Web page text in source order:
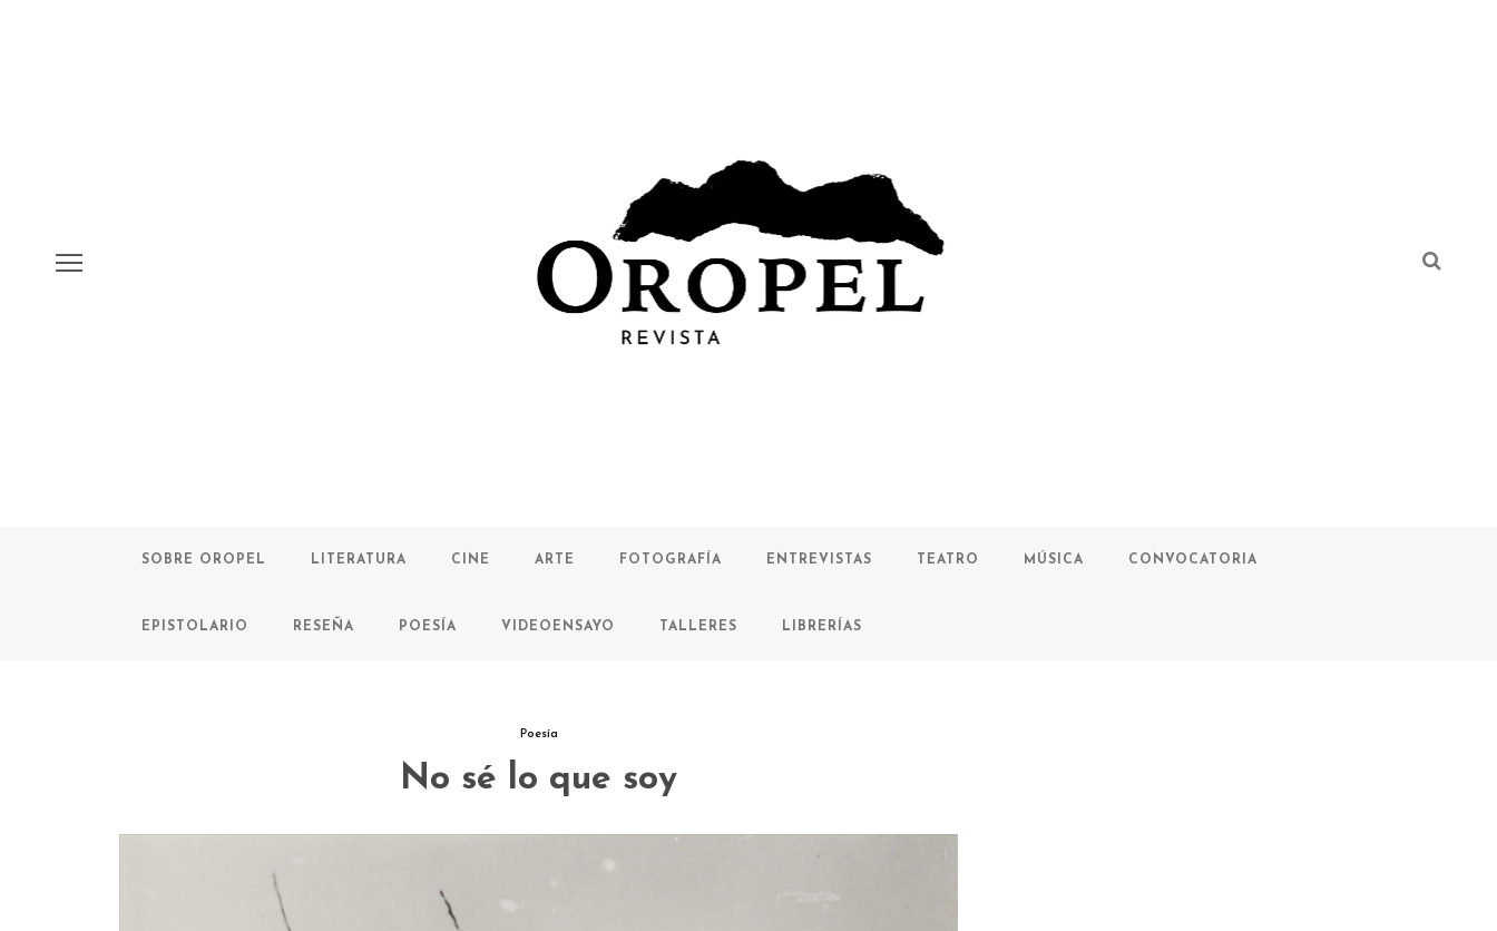
SOBRE OROPEL LITERATURA CINE ARTE FOTOGRAFÍA ENTREVISTAS TEATRO MÚSICA CONVOCATORIA
EPISTOLARIO RESEÑA POESÍA VIDEOENSAYO TALLERES LIBRERÍAS
Poesía
No sé lo que soy